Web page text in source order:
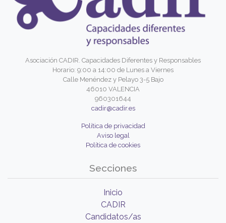
Asociación CADIR. Capacidades Diferentes y Responsables
Horario: 9:00 a 14:00 de Lunes a Viernes
Calle Menéndez y Pelayo 3-5 Bajo
46010 VALENCIA
960301644
cadir@cadir.es
Política de privacidad
Aviso legal
Política de cookies
Secciones
Inicio
CADIR
Candidatos/as